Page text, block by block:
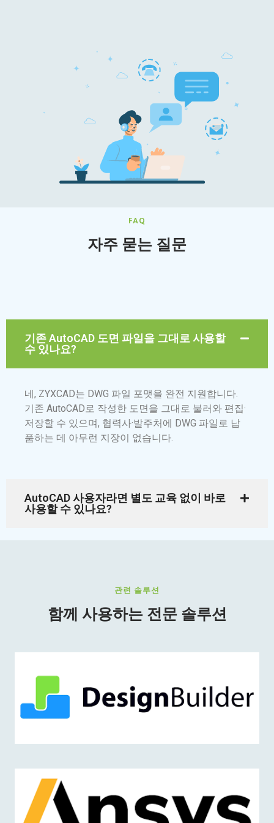
FAQ
자주 묻는 질문
기존 AutoCAD 도면 파일을 그대로 사용할
수 있나요?
네, ZYXCAD는 DWG 파일 포맷을 완전 지원합니다.
기존 AutoCAD로 작성한 도면을 그대로 불러와 편집·
저장할 수 있으며, 협력사·발주처에 DWG 파일로 납
품하는 데 아무런 지장이 없습니다.
AutoCAD 사용자라면 별도 교육 없이 바로
사용할 수 있나요?
관련 솔루션
함께 사용하는 전문 솔루션